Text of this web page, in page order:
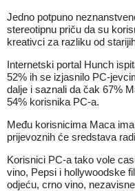
Jedno potpuno
stereotipnu priču da su
kreativci za razliku od
Internetski portal Hunch
52% ih se izjasnilo PC-
dalje i saznali da čak 67%
54% korisnika PC-a.
Među korisnicima Maca
prijevoznih će sredstava
Korisnici PC-a tako vole
vino, Pepsi i hollywoodske
odjeću, crno vino,